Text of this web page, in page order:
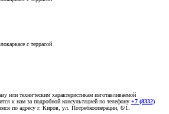
или техническим характеристикам изготавливаемой
к нам за подробной консультацией по телефону +7 (8332)
по адресу г. Киров, ул. Потребкооперации, 6/1.